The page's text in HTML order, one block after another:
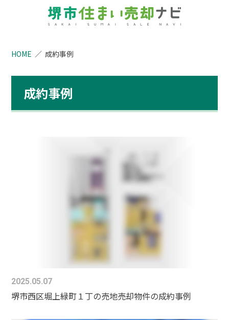
HOME 成約事例
成約事例
2025.05.07
堺市西区堀上緑町１丁の売地売却物件の成約事例